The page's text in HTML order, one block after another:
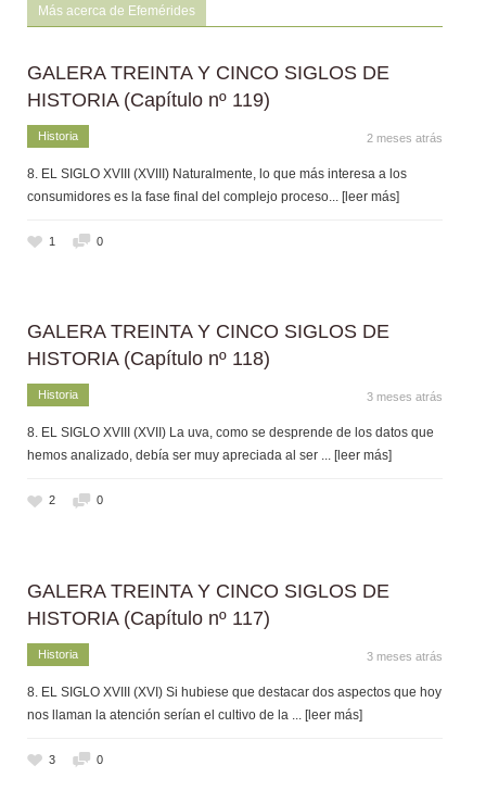
Más acerca de Efemérides
GALERA TREINTA Y CINCO SIGLOS DE
HISTORIA (Capítulo nº 119)
Historia 2 meses atrás
8. EL SIGLO XVIII (XVIII) Naturalmente, lo que más interesa a los
consumidores es la fase final del complejo proceso... [leer más]
1 0
GALERA TREINTA Y CINCO SIGLOS DE
HISTORIA (Capítulo nº 118)
Historia 3 meses atrás
8. EL SIGLO XVIII (XVII) La uva, como se desprende de los datos que
hemos analizado, debía ser muy apreciada al ser ... [leer más]
2 0
GALERA TREINTA Y CINCO SIGLOS DE
HISTORIA (Capítulo nº 117)
Historia 3 meses atrás
8. EL SIGLO XVIII (XVI) Si hubiese que destacar dos aspectos que hoy
nos llaman la atención serían el cultivo de la
... [leer más]
3 0